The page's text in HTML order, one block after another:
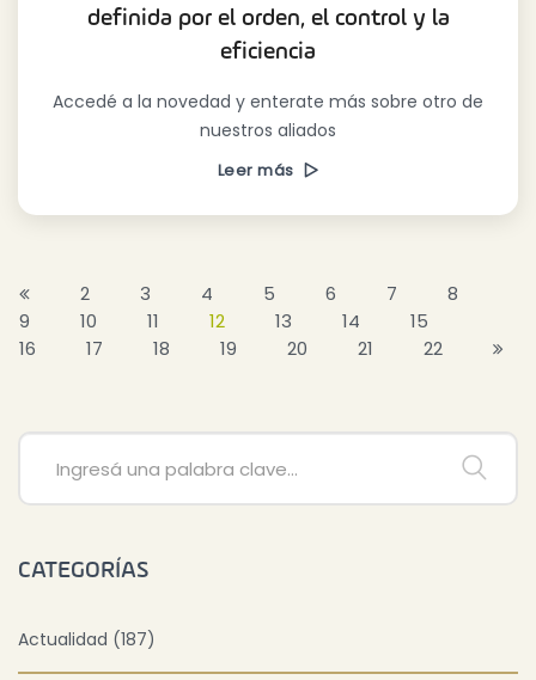
definida por el orden, el control y la
eficiencia
Accedé a la novedad y enterate más sobre otro de
nuestros aliados
Leer más
2 3 4 5 6 7
8
9
10 11 12 13 14
15
16
17 18 19 20 21 22
CATEGORÍAS
Actualidad (187)